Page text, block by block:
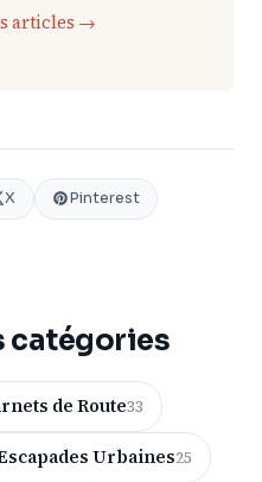
articles →
X Pinterest
catégories
de Route33
Urbaines25